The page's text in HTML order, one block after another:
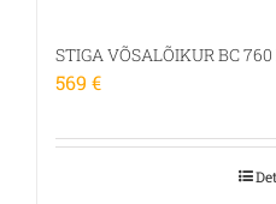
STIGA VÕSALÕIKUR BC 760
569 €